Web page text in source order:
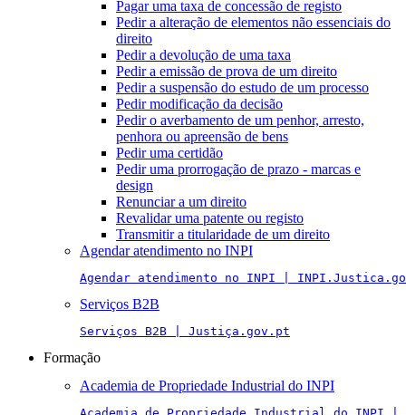
Pagar uma taxa de concessão de registo
Pedir a alteração de elementos não essenciais do
direito
Pedir a devolução de uma taxa
Pedir a emissão de prova de um direito
Pedir a suspensão do estudo de um processo
Pedir modificação da decisão
Pedir o averbamento de um penhor, arresto,
penhora ou apreensão de bens
Pedir uma certidão
Pedir uma prorrogação de prazo - marcas e
design
Renunciar a um direito
Revalidar uma patente ou registo
Transmitir a titularidade de um direito
Agendar atendimento no INPI
Agendar atendimento no INPI |
Serviços B2B
Serviços B2B | Justiça.gov.pt
Formação
Academia de Propriedade Industrial do INPI